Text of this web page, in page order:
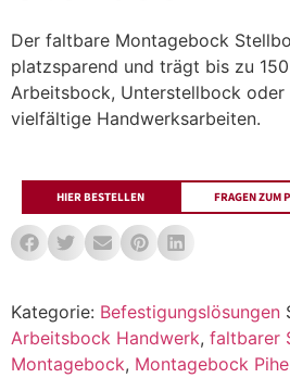
Der faltbare Montagebock
platzsparend und trägt bis zu
Arbeitsbock, Unterstellbock
vielfältige Handwerksarbeiten.
HIER BESTELLEN FRAGEN ZUM
Kategorie: Befestigungslösungen
Arbeitsbock Handwerk, faltbarer
Montagebock, Montagebock